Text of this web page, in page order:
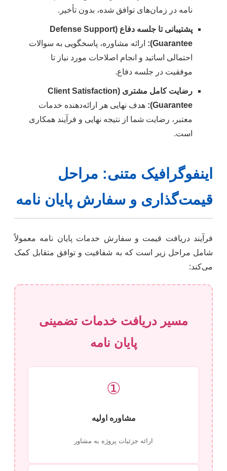
نامه در زمان‌های توافق شده، بدون تأخیر.
پشتیبانی تا جلسه دفاع (Defense Support
Guarantee):
ارائه مشاوره، پاسخگویی به سوالات
احتمالی اساتید و انجام اصلاحات مورد نیاز تا
موفقیت در جلسه دفاع.
رضایت کامل مشتری (Client Satisfaction
Guarantee):
هدف نهایی هر ارائه‌دهنده خدمات
معتبر، رضایت شما از نتیجه نهایی و فرآیند همکاری
است.
اینفوگرافیک متنی: مراحل
قیمت‌گذاری و سفارش پایان نامه
فرآیند دریافت قیمت و سفارش خدمات پایان نامه معمولاً
شامل مراحل زیر است که به شفافیت و توافق متقابل کمک
می‌کند:
مسیر دریافت خدمات تضمینی
پایان نامه
①
مشاوره اولیه
ارائه جزئیات پروژه به مشاور